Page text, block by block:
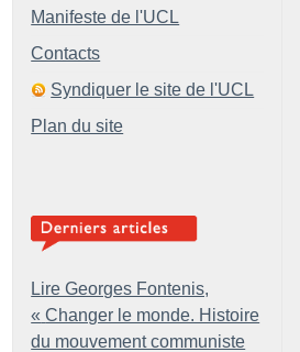
Manifeste de l'UCL
Contacts
Syndiquer le site de l'UCL
Plan du site
Lire Georges Fontenis,
« Changer le monde. Histoire
du mouvement communiste